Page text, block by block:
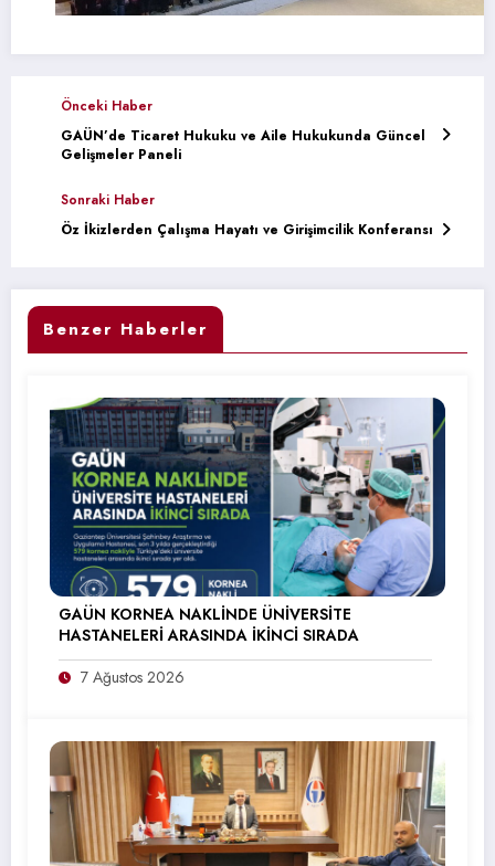
Önceki Haber
GAÜN’de Ticaret Hukuku ve Aile Hukukunda Güncel
Gelişmeler Paneli
Sonraki Haber
Öz İkizlerden Çalışma Hayatı ve Girişimcilik Konferansı
Benzer Haberler
GAÜN KORNEA NAKLİNDE ÜNİVERSİTE
HASTANELERİ ARASINDA İKİNCİ SIRADA
7 Ağustos 2026